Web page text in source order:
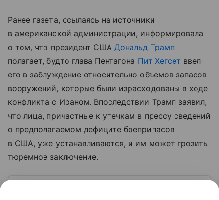
Ранее газета, ссылаясь на источники
в американской администрации, информировала
о том, что президент СШАДональд Трамп
полагает, будто глава Пентагона Пит Хегсет ввел
его в заблуждение относительно объемов запасов
вооружений, которые были израсходованы в ходе
конфликта с Ираном. Впоследствии Трамп заявил,
что лица, причастные к утечкам в прессу сведений
о предполагаемом дефиците боеприпасов
в США, уже устанавливаются, и им может грозить
тюремное заключение.